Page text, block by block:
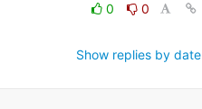
0 0
Show replies by date